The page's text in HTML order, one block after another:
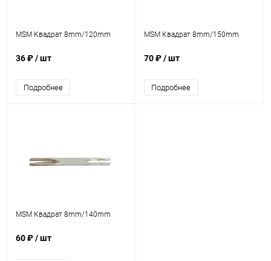
MSM Квадрат 8mm/120mm
36 ₽/ шт
Подробнее
MSM Квадрат 8mm/150mm
70 ₽/ шт
Подробнее
MSM Квадрат 8mm/140mm
60 ₽/ шт